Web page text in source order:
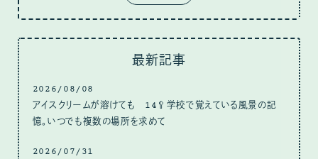
最新記事
2026/08/08
アイスクリームが溶けても 14🥄学校で覚えている風景の記
憶。いつでも複数の場所を求めて
2026/07/31